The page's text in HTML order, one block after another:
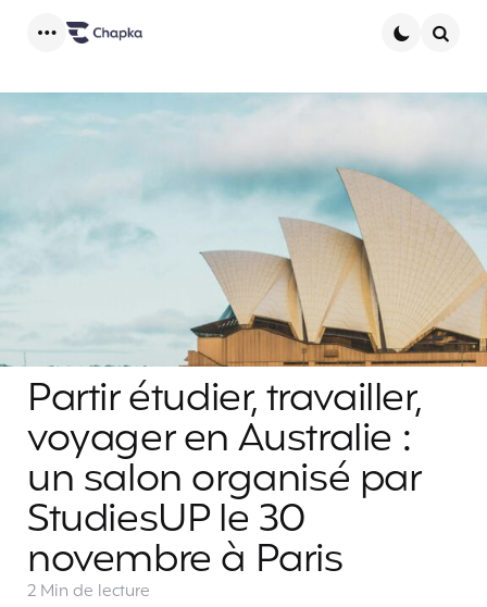
Partir étudier, travailler,
voyager en Australie :
un salon organisé par
StudiesUP le 30
novembre à Paris
2 Min de lecture